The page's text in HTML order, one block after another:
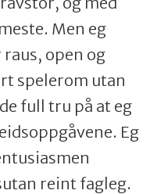
Men eg
open og
spelerom utan
full tru på at eg
Eg
reint fagleg.